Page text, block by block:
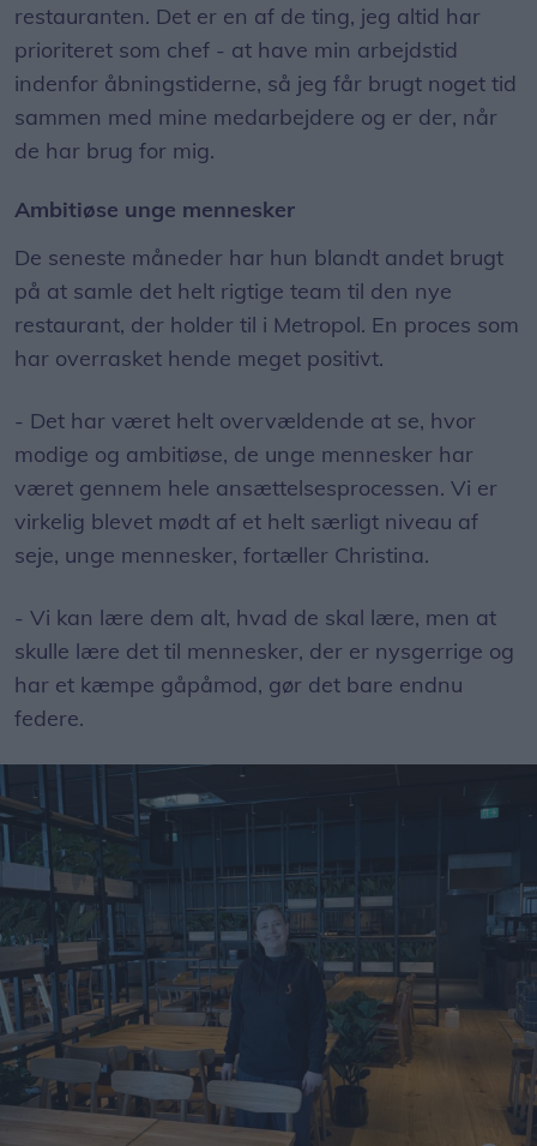
restauranten. Det er en af de ting, jeg altid har
prioriteret som chef - at have min arbejdstid
indenfor åbningstiderne, så jeg får brugt noget tid
sammen med mine medarbejdere og er der, når
de har brug for mig.
Ambitiøse unge mennesker
De seneste måneder har hun blandt andet brugt
på at samle det helt rigtige team til den nye
restaurant, der holder til i Metropol. En proces som
har overrasket hende meget positivt.
- Det har været helt overvældende at se, hvor
modige og ambitiøse, de unge mennesker har
været gennem hele ansættelsesprocessen. Vi er
virkelig blevet mødt af et helt særligt niveau af
seje, unge mennesker, fortæller Christina.
- Vi kan lære dem alt, hvad de skal lære, men at
skulle lære det til mennesker, der er nysgerrige og
har et kæmpe gåpåmod, gør det bare endnu
federe.